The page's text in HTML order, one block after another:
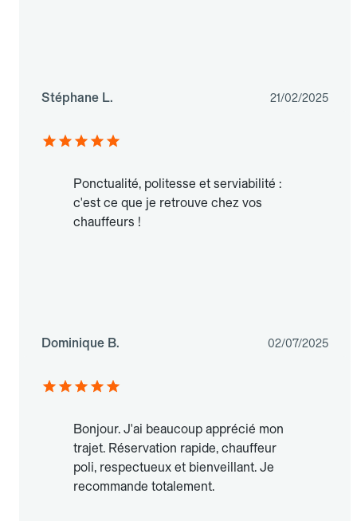
Stéphane L. 21/02/2025
Ponctualité, politesse et serviabilité :
c'est ce que je retrouve chez vos
chauffeurs !
Dominique B. 02/07/2025
Bonjour. J'ai beaucoup apprécié mon
trajet. Réservation rapide, chauffeur
poli, respectueux et bienveillant. Je
recommande totalement.